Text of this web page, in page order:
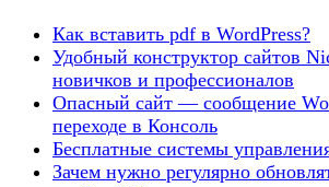
Как вставить pdf в WordPress?
Удобный конструктор сайтов
новичков и профессионалов
Опасный сайт — сообщение
переходе в Консоль
Бесплатные системы
Зачем нужно регулярно